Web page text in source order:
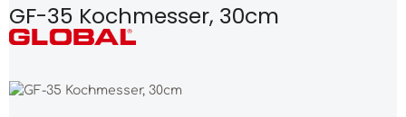
GF-35 Kochmesser, 30cm
Bildergalerie überspringen